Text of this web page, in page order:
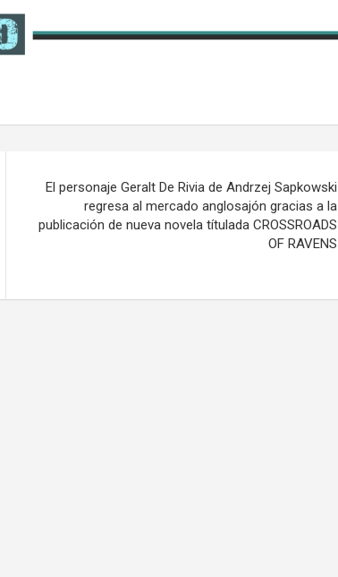
El personaje Geralt De Rivia de Andrzej Sapkowski
regresa al mercado anglosajón gracias a la
publicación de nueva novela títulada CROSSROADS
OF RAVENS